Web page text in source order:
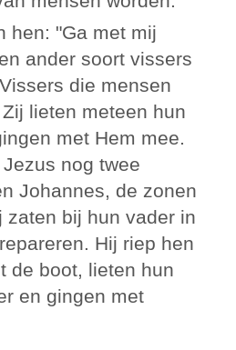
hen: "Ga met mij
ander soort vissers
die mensen
lieten meteen hun
met Hem mee.
nog twee
Johannes, de zonen
zaten bij hun vader in
Hij riep hen
de boot, lieten hun
en gingen met